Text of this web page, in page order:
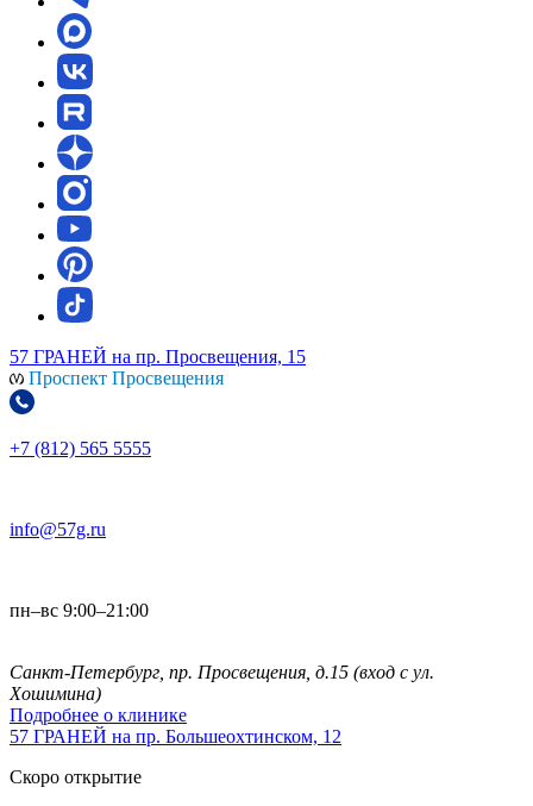
57 ГРАНЕЙ на пр. Просвещения, 15
Проспект Просвещения
+7 (812) 565 5555
info@57g.ru
пн–вс 9:00–21:00
Санкт-Петербург, пр. Просвещения, д.15 (вход с ул.
Хошимина)
Подробнее о клинике
57 ГРАНЕЙ на пр. Большеохтинском, 12
Скоро открытие